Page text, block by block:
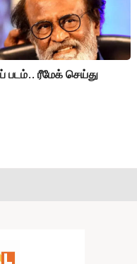
படம்.. ரீமேக் செய்து